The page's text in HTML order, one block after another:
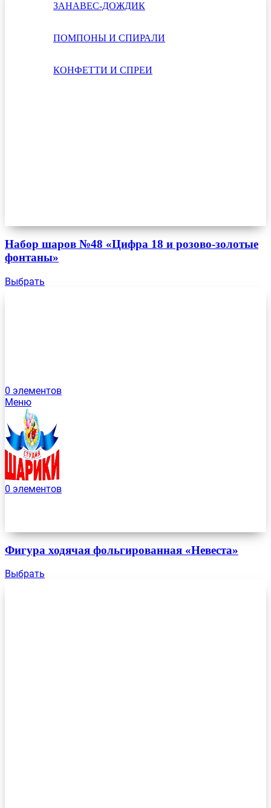
ЗАНАВЕС-ДОЖДИК
ПОМПОНЫ И СПИРАЛИ
КОНФЕТТИ И СПРЕИ
0 элементов
Меню
0 элементов
Набор шаров №48 «Цифра 18 и розово-золотые
фонтаны»
Выбрать
Фигура ходячая фольгированная «Невеста»
Выбрать